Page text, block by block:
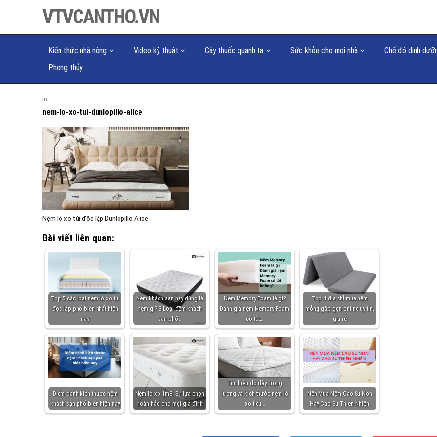
VTVCANTHO.VN
Kiến thức nhà nông Video kỹ thuật Cây thuốc quanh ta Sức khỏe cho mọi nhà
Chế độ dinh
Phong thủy
in
nem-lo-xo-tui-dunlopillo-alice
Nệm lò xo túi độc lập Dunlopillo Alice
Bài viết liên quan:
Top 5 các loại nệm lò xo túi
độc lập phổ biến nhất hiện
nay
Nệm khách sạn hay dùng là
nệm gì? 3 Loại đệm khách
sạn phổ…
Nệm Memory Foam là gì?
Đánh giá nệm Memory Foam
có tốt…
Top 4 địa chỉ mua nệm
mỏng gấp gọn online uy tín,
giá rẻ
Điểm danh kích thước nệm
khách sạn phổ biến hiện nay
Nệm lò xo 1m8: Sự lựa chọn
hoàn hảo cho mọi gia đình
Tìm hiểu độ dày, trọng
lượng và kích thước nệm lò
xo tiêu…
Nên Mua Nệm Cao Su Non
Hay Cao Su Thiên Nhiên